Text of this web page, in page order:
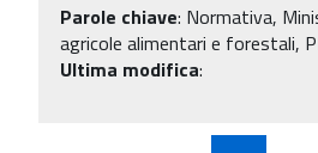
Parole chiave: Normativa,
agricole alimentari e forestali,
Ultima modifica: